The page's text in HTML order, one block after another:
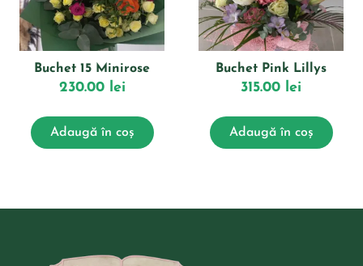
Buchet 15 Minirose
230.00 lei
Adaugă în coș
Buchet Pink Lillys
315.00 lei
Adaugă în coș